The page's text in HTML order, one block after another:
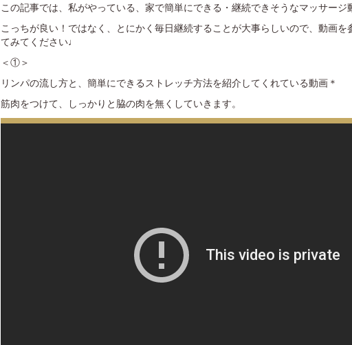
この記事では、私がやっている、家で簡単にできる・継続できそうなマッサージ
こっちが良い！ではなく、とにかく毎日継続することが大事らしいので、動画を
てみてください♩
＜①＞
リンパの流し方と、簡単にできるストレッチ方法を紹介してくれている動画＊
筋肉をつけて、しっかりと脇の肉を無くしていきます。